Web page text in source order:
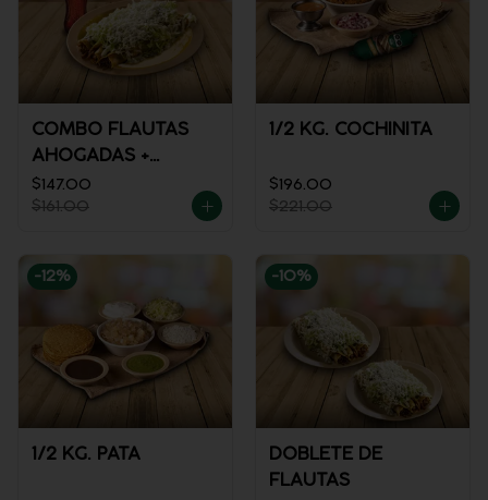
COMBO FLAUTAS
AHOGADAS +
REFRESCO
$147.00
$161.00
1/2 KG. COCHINITA
$196.00
$221.00
-12%
1/2 KG. PATA
-10%
DOBLETE DE
FLAUTAS